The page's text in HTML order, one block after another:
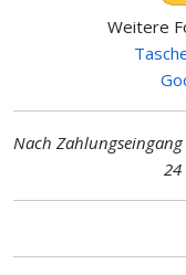
Weitere
Nach
24